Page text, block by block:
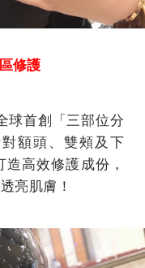
修護
球首創「三部位分
額頭、雙頰及下
高效修護成份，
亮肌膚！